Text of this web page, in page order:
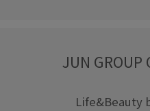
JUN GROUP
Life&Beauty